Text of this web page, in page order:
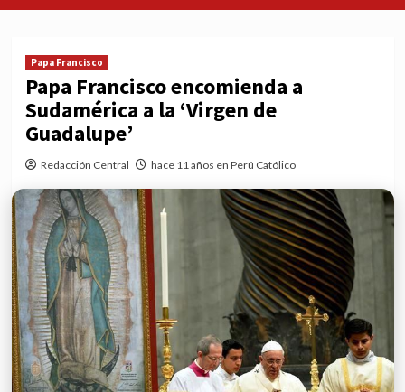
Papa Francisco
Papa Francisco encomienda a
Sudamérica a la ‘Virgen de
Guadalupe’
Redacción Central hace 11 años en Perú Católico